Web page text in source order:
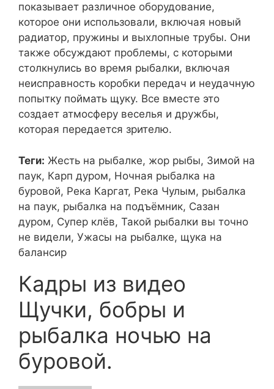
показывает различное оборудование,
которое они использовали, включая новый
радиатор, пружины и выхлопные трубы. Они
также обсуждают проблемы, с которыми
столкнулись во время рыбалки, включая
неисправность коробки передач и неудачную
попытку поймать щуку. Все вместе это
создает атмосферу веселья и дружбы,
которая передается зрителю.
Теги: Жесть на рыбалке, жор рыбы, Зимой на
паук, Карп дуром, Ночная рыбалка на
буровой, Река Каргат, Река Чулым, рыбалка
на паук, рыбалка на подъёмник, Сазан
дуром, Супер клёв, Такой рыбалки вы точно
не видели, Ужасы на рыбалке, щука на
балансир
Кадры из видео
Щучки, бобры и
рыбалка ночью на
буровой.